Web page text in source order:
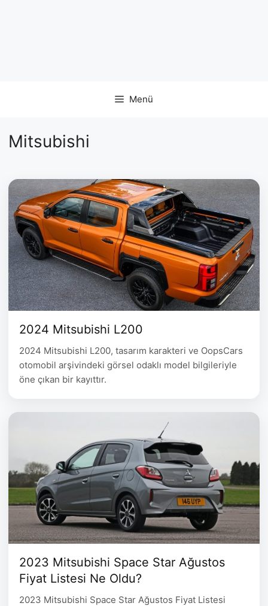
Menü
Mitsubishi
2024 Mitsubishi L200
2024 Mitsubishi L200, tasarım karakteri ve OopsCars
otomobil arşivindeki görsel odaklı model bilgileriyle
öne çıkan bir kayıttır.
2023 Mitsubishi Space Star Ağustos
Fiyat Listesi Ne Oldu?
2023 Mitsubishi Space Star Ağustos Fiyat Listesi